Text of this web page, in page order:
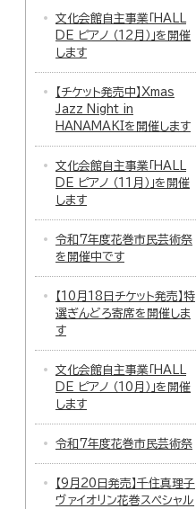
文化会館自主事業「HALL
DE ピアノ （12月）」を開催
します
【チケット発売中】Xmas
Jazz Night in
HANAMAKIを開催します
文化会館自主事業「HALL
DE ピアノ （11月）」を開催
します
令和7年度花巻市民芸術祭
を開催中です
【10月18日チケット発売】特
選ぎんどろ寄席を開催しま
す
文化会館自主事業「HALL
DE ピアノ （10月）」を開催
します
令和7年度花巻市民芸術祭
【9月20日発売】千住真理子
ヴァイオリン花巻スペシャル